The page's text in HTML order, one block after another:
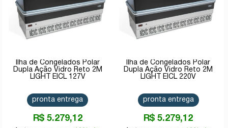
Ilha de Congelados Polar
Dupla Ação Vidro Reto 2M
LIGHT EICL 127V
R$ 5.279,12
pronta entrega
Ilha de Congelados Polar
Dupla Ação Vidro Reto 2M
LIGHT EICL 220V
R$ 5.279,12
pronta entrega